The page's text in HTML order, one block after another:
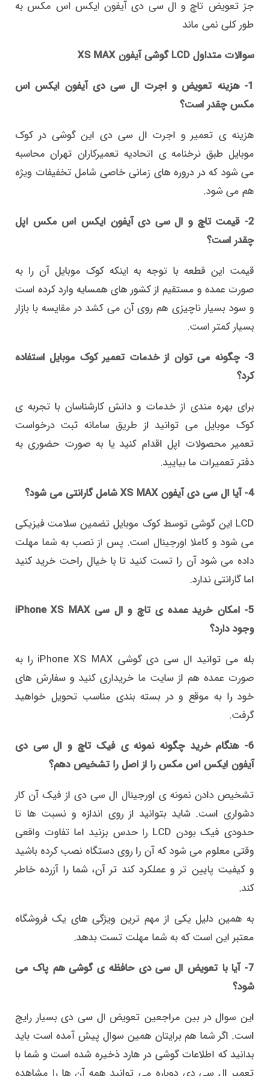
جز تعویض تاچ و ال سی دی آیفون ایکس اس مکس به
طور کلی نمی ماند
سوالات متداول LCD گوشی آیفون XS MAX
1- هزینه تعویض و اجرت ال سی دی آیفون ایکس اس
مکس چقدر است؟
هزینه ی تعمیر و اجرت ال سی دی این گوشی در کوک
موبایل طبق نرخنامه ی اتحادیه تعمیرکاران تهران محاسبه
می شود که در دروره های زمانی خاصی شامل تخفیفات ویژه
هم می شود.
2- قیمت تاچ و ال سی دی آیفون ایکس اس مکس اپل
چقدر است؟
قیمت این قطعه با توجه به اینکه کوک موبایل آن را به
صورت عمده و مستقیم از کشور های همسایه وارد کرده است
و سود بسیار ناچیزی هم روی آن می کشد در مقایسه با بازار
بسیار کمتر است.
3- چگونه می توان از خدمات تعمیر کوک موبایل استفاده
کرد؟
برای بهره مندی از خدمات و دانش کارشناسان با تجربه ی
کوک موبایل می توانید از طریق سامانه ثبت درخواست
تعمیر محصولات اپل اقدام کنید یا به صورت حضوری به
دفتر تعمیرات ما بیایید.
4- آیا ال سی دی آیفون XS MAX شامل گارانتی می شود؟
LCD این گوشی توسط کوک موبایل تضمین سلامت فیزیکی
می شود و کاملا اورجینال است. پس از نصب به شما مهلت
داده می شود آن را تست کنید تا با خیال راحت خرید کنید
اما گارانتی ندارد.
5- امکان خرید عمده ی تاچ و ال سی iPhone XS MAX
وجود دارد؟
بله می توانید ال سی دی گوشی iPhone XS MAX را به
صورت عمده هم از سایت ما خریداری کنید و سفارش های
خود را به موقع و در بسته بندی مناسب تحویل خواهید
گرفت.
6- هنگام خرید چگونه نمونه ی فیک تاچ و ال سی دی
آیفون ایکس اس مکس را از اصل را تشخیص دهم؟
تشخیص دادن نمونه ی اورجینال ال سی دی از فیک آن کار
دشواری است. شاید بتوانید از روی اندازه و نسبت ها تا
حدودی فیک بودن LCD را حدس بزنید اما تفاوت واقعی
وقتی معلوم می شود که آن را روی دستگاه نصب کرده باشید
و کیفیت پایین تر و عملکرد کند تر آن، شما را آزرده خاطر
کند.
به همین دلیل یکی از مهم ترین ویژگی های یک فروشگاه
معتبر این است که به شما مهلت تست بدهد.
7- آیا با تعویض ال سی دی حافظه ی گوشی هم پاک می
شود؟
این سوال در بین مراجعین تعویض ال سی دی بسیار رایج
است. اگر شما هم برایتان همین سوال پیش آمده است باید
بدانید که اطلاعات گوشی در هارد ذخیره شده است و شما با